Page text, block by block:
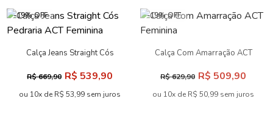
-19% OFF
Calça Jeans Straight Cós
R$ 669,90 R$ 539,90
ou 10x de R$ 53,99 sem juros
-19% OFF
Calça Com Amarração ACT
R$ 629,90 R$ 509,90
ou 10x de R$ 50,99 sem juros